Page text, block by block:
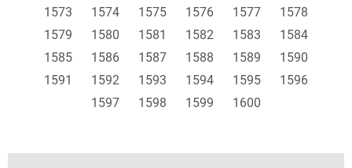
1573
1574 1575 1576 1577
1578
1579
1580 1581 1582 1583
1584
1585
1586 1587 1588 1589
1590
1591
1592 1593 1594 1595
1596
1597
1598 1599 1600